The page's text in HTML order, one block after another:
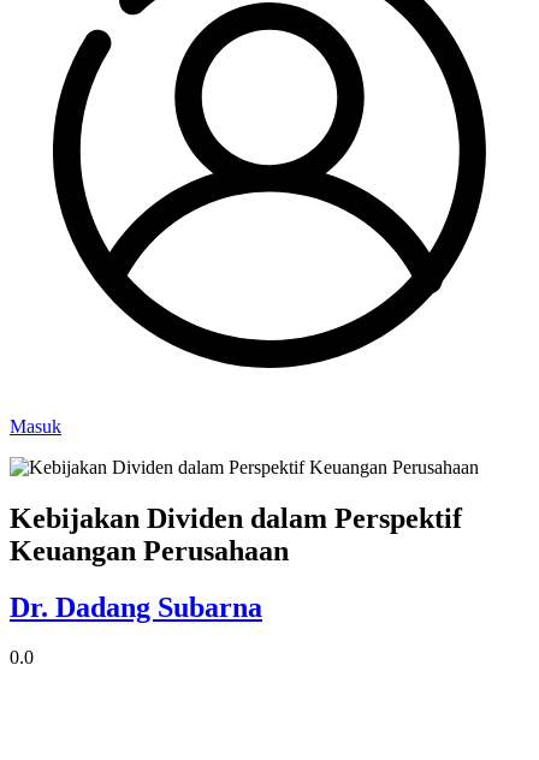
Masuk
Kebijakan Dividen dalam Perspektif
Keuangan Perusahaan
Dr. Dadang Subarna
0.0